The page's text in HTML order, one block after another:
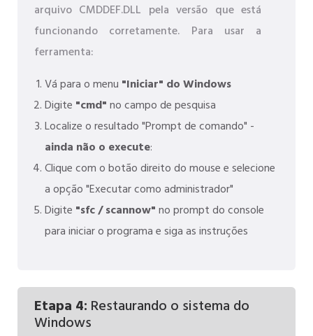
arquivo CMDDEF.DLL pela versão que está
funcionando corretamente. Para usar a
ferramenta:
Vá para o menu "Iniciar" do Windows
Digite "cmd"no campo de pesquisa
Localize o resultado "Prompt de comando" -
ainda não o execute:
Clique com o botão direito do mouse e selecione
a opção "Executar como administrador"
Digite "sfc / scannow"no prompt do console
para iniciar o programa e siga as instruções
Etapa 4: Restaurando o sistema do
Windows